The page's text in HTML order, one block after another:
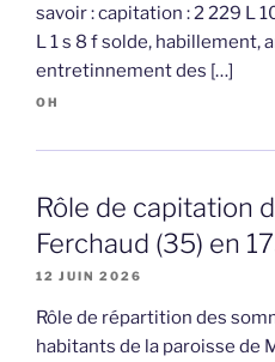
savoir : capitation : 2 229 L
L 1 s 8 f solde, habillement,
entretinnement des […]
OH
Rôle de capitation
Ferchaud (35) en
12 JUIN 2026
Rôle de répartition des
habitants de la paroisse de